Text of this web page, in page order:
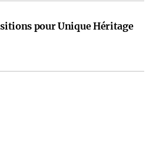
pour Unique Héritage